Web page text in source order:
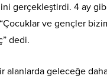
gerçekleştirdi. 4 ay
ve gençler
dedi.
geleceğe daha